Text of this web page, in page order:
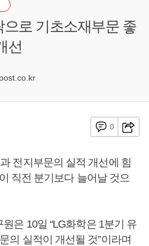
으로 기초소재부문 좋
선
0
전지부문의 실적 개선에 힘
직전 분기보다 늘어날 것으
은 10일 “LG화학은 1분기 유
의 실적이 개선될 것”이라며